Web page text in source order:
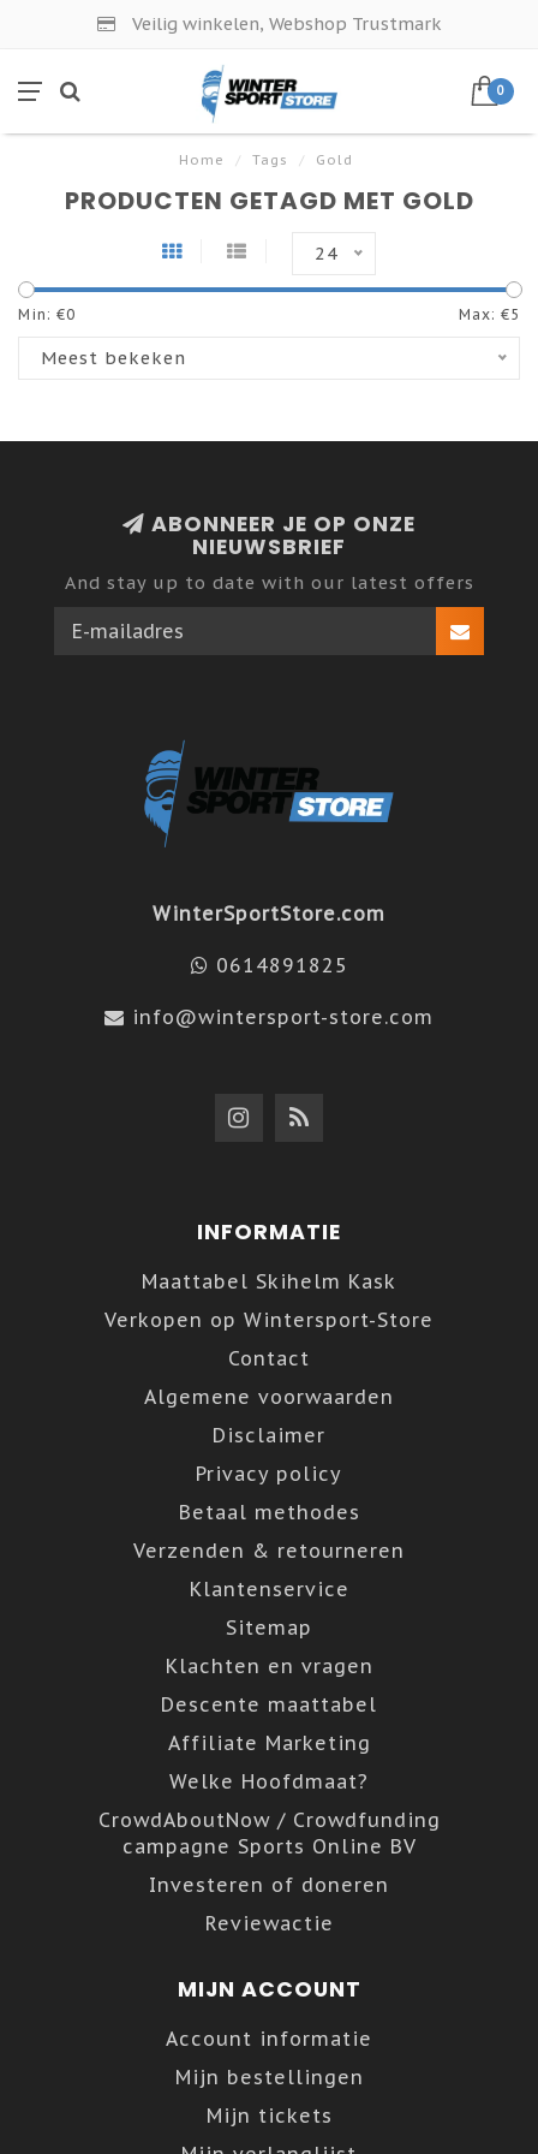
Veilig winkelen, Webshop Trustmark
0
Home / Tags / Gold
PRODUCTEN GETAGD MET GOLD
24
Min: €0 Max: €5
Meest bekeken
ABONNEER JE OP ONZE
NIEUWSBRIEF
And stay up to date with our latest offers
WinterSportStore.com
0614891825
info@wintersport-store.com
INFORMATIE
Maattabel Skihelm Kask
Verkopen op Wintersport-Store
Contact
Algemene voorwaarden
Disclaimer
Privacy policy
Betaal methodes
Verzenden & retourneren
Klantenservice
Sitemap
Klachten en vragen
Descente maattabel
Affiliate Marketing
Welke Hoofdmaat?
CrowdAboutNow / Crowdfunding
campagne Sports Online BV
Investeren of doneren
Reviewactie
MIJN ACCOUNT
Account informatie
Mijn bestellingen
Mijn tickets